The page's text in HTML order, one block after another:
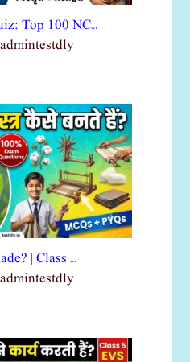
Top 100 NC…
| Class …